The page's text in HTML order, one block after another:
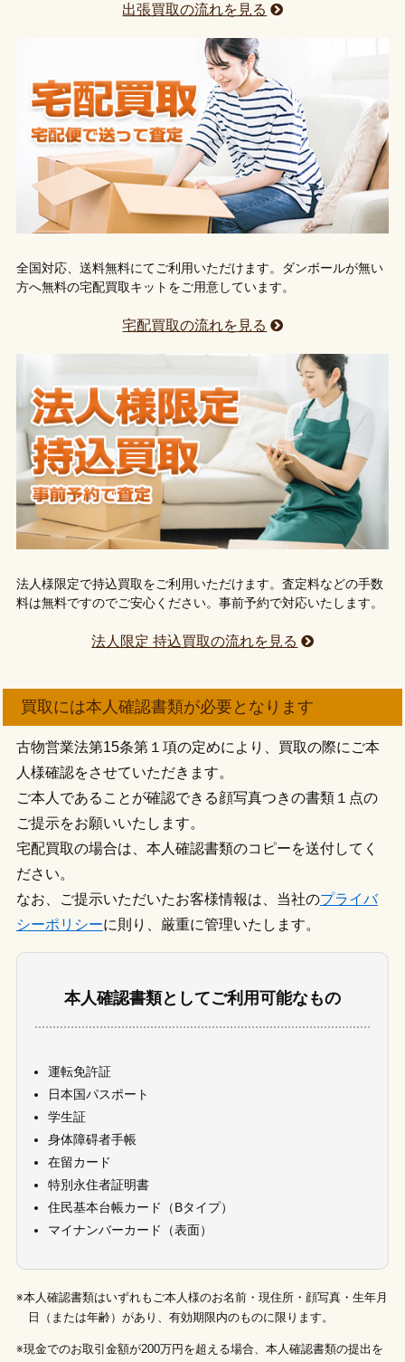
出張買取の流れを見る
全国対応、送料無料にてご利用いただけます。ダンボールが無い
方へ無料の宅配買取キットをご用意しています。
宅配買取の流れを見る
法人様限定で持込買取をご利用いただけます。査定料などの手数
料は無料ですのでご安心ください。事前予約で対応いたします。
法人限定 持込買取の流れを見る
買取には本人確認書類が必要となります
古物営業法第15条第１項の定めにより、買取の際にご本
人様確認をさせていただきます。
ご本人であることが確認できる顔写真つきの書類１点の
ご提示をお願いいたします。
宅配買取の場合は、本人確認書類のコピーを送付してく
ださい。
なお、ご提示いただいたお客様情報は、当社のプライバ
シーポリシーに則り、厳重に管理いたします。
本人確認書類としてご利用可能なもの
運転免許証
日本国パスポート
学生証
身体障碍者手帳
在留カード
特別永住者証明書
住民基本台帳カード（Bタイプ）
マイナンバーカード（表面）
※本人確認書類はいずれもご本人様のお名前・現住所・顔写真・生年月
日（または年齢）があり、有効期限内のものに限ります。
※現金でのお取引金額が200万円を超える場合、本人確認書類の提出を